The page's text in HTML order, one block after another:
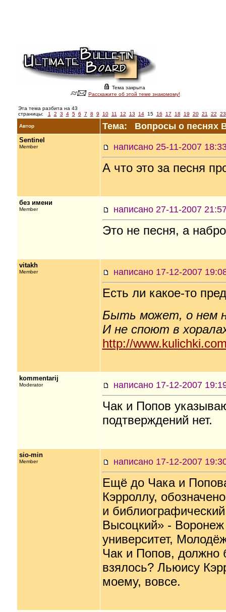
Тема закрыта
Расскажите об этой теме знакомому!
Эта тема разбита на 43
страницы:
1 2 3 4 5 6 7 8 9 10 11 12 13 1415 16 17 18 19 20 21 22 23
Автор Тема: Вопросы о песнях
Sentinel
Member написано 25-11-2007
А что это за песня
без имени
Member написано 27-11-2007
Это не песня, а
vitakh
Member написано 17-12-2007
Есть ли какое-то
Быть может, о нем
И не споют в
http://
kommentarij
Moderator написано 17-12-2007
Чак и Попов
подтверждений нет.
sio-min
Member написано 17-12-2007
Ещё до Чака и
Кэрроллу,
и
Высоцкий» - Воронеж
университет,
Чак и Попов, должно
взялось? Льюису
моему, вовсе.